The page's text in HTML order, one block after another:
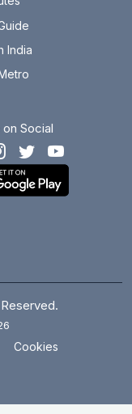
India
Social
Cookies